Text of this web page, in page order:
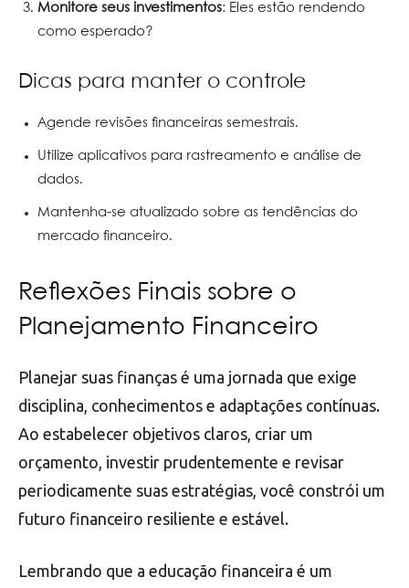
Monitore seus investimentos: Eles estão rendendo
como esperado?
Dicas para manter o controle
Agende revisões financeiras semestrais.
Utilize aplicativos para rastreamento e análise de
dados.
Mantenha-se atualizado sobre as tendências do
mercado financeiro.
Reflexões Finais sobre o
Planejamento Financeiro
Planejar suas finanças é uma jornada que exige
disciplina, conhecimentos e adaptações contínuas.
Ao estabelecer objetivos claros, criar um
orçamento, investir prudentemente e revisar
periodicamente suas estratégias, você constrói um
futuro financeiro resiliente e estável.
Lembrando que a educação financeira é um